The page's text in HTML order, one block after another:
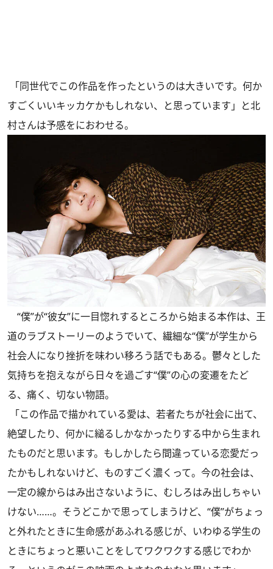
「同世代でこの作品を作ったというのは大きいです。何か
すごくいいキッカケかもしれない、と思っています」と北
村さんは予感をにおわせる。
“僕”が“彼女”に一目惚れするところから始まる本作は、王
道のラブストーリーのようでいて、繊細な“僕”が学生から
社会人になり挫折を味わい移ろう話でもある。鬱々とした
気持ちを抱えながら日々を過ごす“僕”の心の変遷をたど
る、痛く、切ない物語。
「この作品で描かれている愛は、若者たちが社会に出て、
絶望したり、何かに縋るしかなかったりする中から生まれ
たものだと思います。もしかしたら間違っている恋愛だっ
たかもしれないけど、ものすごく濃くって。今の社会は、
一定の線からはみ出さないように、むしろはみ出しちゃい
けない……。そうどこかで思ってしまうけど、“僕”がちょっ
と外れたときに生命感があふれる感じが、いわゆる学生の
ときにちょっと悪いことをしてワクワクする感じでわか